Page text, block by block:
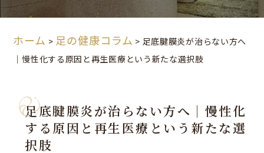
ホーム > 足の健康コラム > 足底腱膜炎が治らない方へ
｜慢性化する原因と再生医療という新たな選択肢
足底腱膜炎が治らない方へ｜慢性化
する原因と再生医療という新たな選
択肢